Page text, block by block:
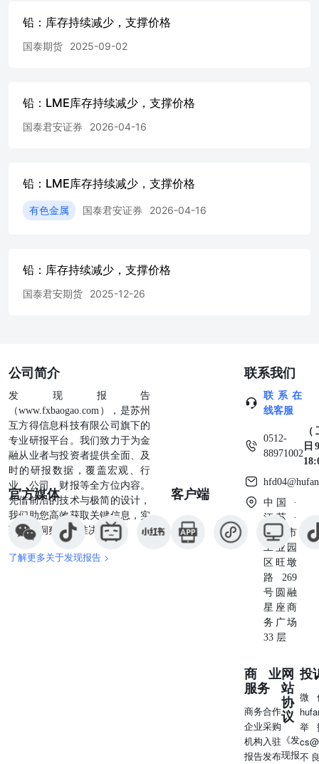
铅：库存持续减少，支撑价格
国泰期货 2025-09-02
铅：LME库存持续减少，支撑价格
国泰君安证券 2026-04-16
铅：LME库存持续减少，支撑价格
有色金属 国泰君安证券 2026-04-16
铅：库存持续减少，支撑价格
国泰君安期货 2025-12-26
公司简介
发现报告
（www.fxbaogao.com），是苏州
互方得信息科技有限公司旗下的
专业研报平台。我们致力于为金
融从业者与投资者提供全面、及
时的研报数据，覆盖宏观、行
业、公司、财报等全方位内容。
凭借前沿的技术与极简的设计，
我们助您高效获取关键信息，实
现深度洞察与精准决策。
了解更多关于发现报告 >
官方媒体 客户端
联系我们
联系在
线客服
0512-
88971002
日
中国 ·
江苏 ·
苏州市
工业园
区旺墩
路269
号圆融
星座商
务广场
33 层
商业
服务
商务合作
企业采购
机构入驻
报告发布
网
站
协
议
《发
现报
投
微
举
不